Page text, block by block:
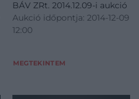
BÁV ZRt. 2014.12.09-i aukció
Aukció időpontja: 2014-12-09
12:00
MEGTEKINTEM